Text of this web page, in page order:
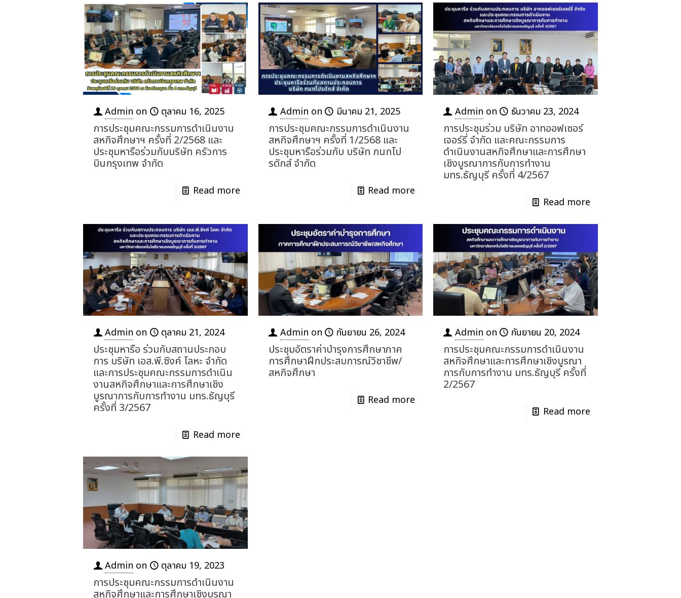
Admin on ตุลาคม 16, 2025
การประชุมคณะกรรมการดำเนินงาน
สหกิจศึกษาฯ ครั้งที่ 2/2568 และ
ประชุมหารือร่วมกับบริษัท ครัวการ
บินกรุงเทพ จำกัด
Read more
Admin on มีนาคม 21, 2025
การประชุมคณะกรรมการดำเนินงาน
สหกิจศึกษาฯ ครั้งที่ 1/2568 และ
ประชุมหารือร่วมกับ บริษัท กนกโป
รดักส์ จำกัด
Read more
Admin on ธันวาคม 23, 2024
การประชุมร่วม บริษัท อาทออฟเซอร์
เจอร์รี่ จำกัด และคณะกรรมการ
ดำเนินงานสหกิจศึกษาและการศึกษา
เชิงบูรณาการกับการทำงาน
มทร.ธัญบุรี ครั้งที่ 4/2567
Read more
Admin on ตุลาคม 21, 2024
ประชุมหารือ ร่วมกับสถานประกอบ
การ บริษัท เอส.พี.ซิงค์ โลหะ จำกัด
และการประชุมคณะกรรมการดำเนิน
งานสหกิจศึกษาและการศึกษาเชิง
บูรณาการกับการทำงาน มทร.ธัญบุรี
ครั้งที่ 3/2567
Read more
Admin on กันยายน 26, 2024
ประชุมอัตราค่าบำรุงการศึกษาภาค
การศึกษาฝึกประสบการณ์วิชาชีพ/
สหกิจศึกษา
Read more
Admin on กันยายน 20, 2024
การประชุมคณะกรรมการดำเนินงาน
สหกิจศึกษาและการศึกษาเชิงบูรณา
การกับการทำงาน มทร.ธัญบุรี ครั้งที่
2/2567
Read more
Admin on ตุลาคม 19, 2023
การประชุมคณะกรรมการดำเนินงาน
สหกิจศึกษาและการศึกษาเชิงบูรณา